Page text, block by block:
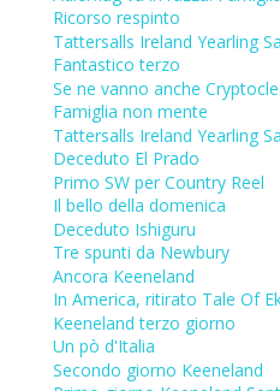
Ricorso respinto
Tattersalls Ireland Yearling
Fantastico terzo
Se ne vanno anche
Famiglia non mente
Tattersalls Ireland Yearling
Deceduto El Prado
Primo SW per Country Reel
Il bello della domenica
Deceduto Ishiguru
Tre spunti da Newbury
Ancora Keeneland
In America, ritirato Tale Of
Keeneland terzo giorno
Un pò d'Italia
Secondo giorno Keeneland